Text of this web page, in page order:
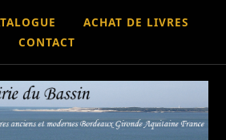
ACHAT DE LIVRES
CONTACT